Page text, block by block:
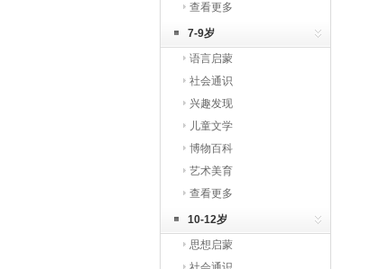
查看更多
7-9岁
语言启蒙
社会通识
兴趣发现
儿童文学
博物百科
艺术美育
查看更多
10-12岁
思想启蒙